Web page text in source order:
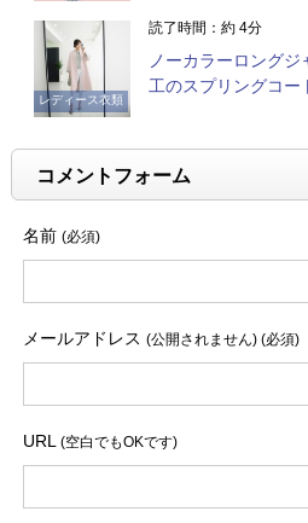
レディース衣類
読了時間：約 4分
ノーカラーロング
工のスプリングコー
コメントフォーム
名前 (必須)
メールアドレス (公開されません) (必須)
URL (空白でもOKです)